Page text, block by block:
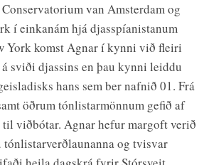
van Amsterdam og
í einkanám hjá djasspíanistanum
York komst Agnar í kynni við fleiri
sviði djassins en þau kynni leiddu
hans sem ber nafnið 01. Frá
öðrum tónlistarmönnum gefið af
viðbótar. Agnar hefur margoft verið
og tvisvar